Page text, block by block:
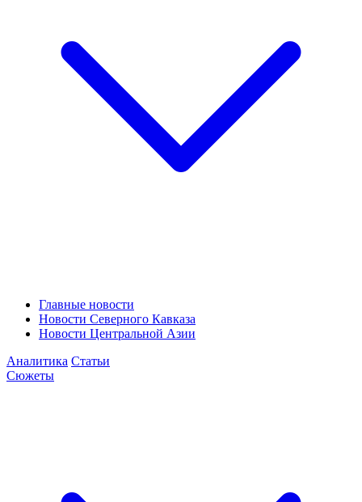
Главные новости
Новости Северного Кавказа
Новости Центральной Азии
Аналитика Статьи
Сюжеты